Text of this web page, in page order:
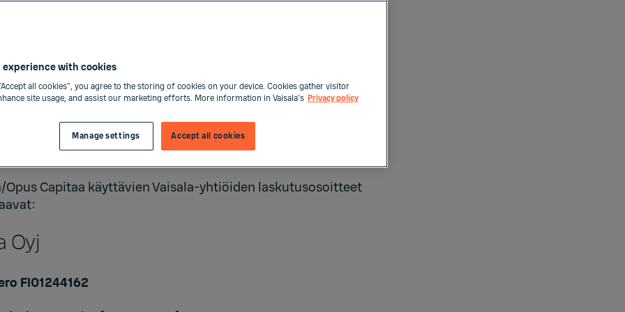
vastaanotetaan vain poikkeustapauksissa erikseen
Vaisala ei hyväksy laskuja toimittajien verkkoportaaleista.
huomioimaan seuraavan lähettäessä laskuja sähköpostitse:
liitteineen yhdessä pdf-tiedostossa
enimmäiskoko 30Mb
tai pdf-tiedosto ei saa olla salattu
Opus Capitaa käyttävien Vaisala-yhtiöiden laskutusosoitteet
Oyj
FI01244162
experience with cookies
all cookies”, you agree to the storing of cookies on your device. Cookies gather visitor
site usage, and assist our marketing efforts. More information in Vaisala's Privacy policy
Accept all cookies
Manage settings